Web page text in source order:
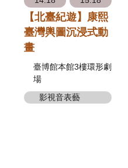
【北臺紀遊】康熙
臺灣輿圖沉浸式動
畫
臺博館本館3樓環形劇
場
影視音表藝